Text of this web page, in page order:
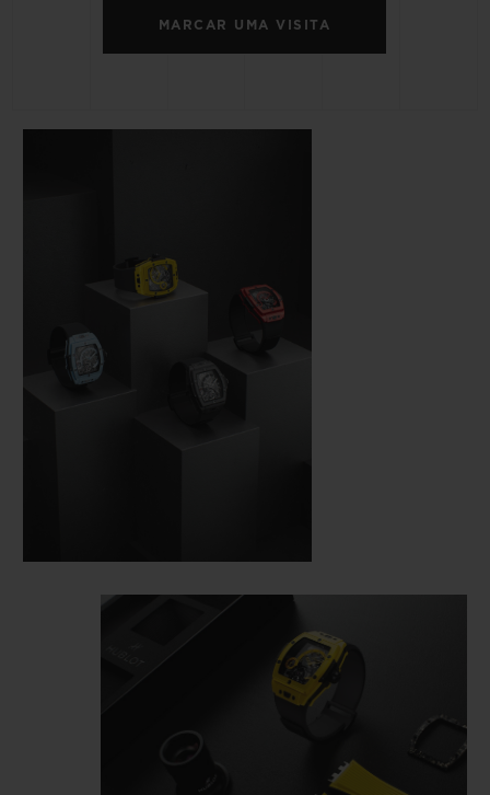
MARCAR UMA VISITA